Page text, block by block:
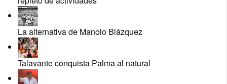
La alternativa de Manolo Blázquez
Talavante conquista Palma al natural